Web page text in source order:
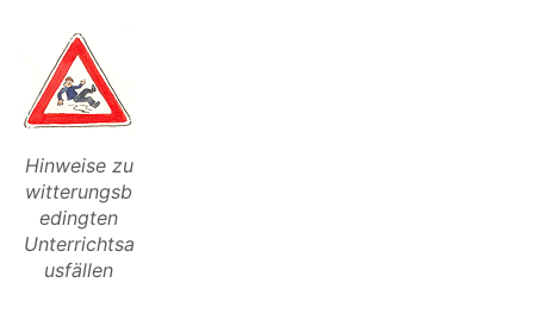
Hinweise zu
witterungsb
edingten
Unterrichtsa
usfällen